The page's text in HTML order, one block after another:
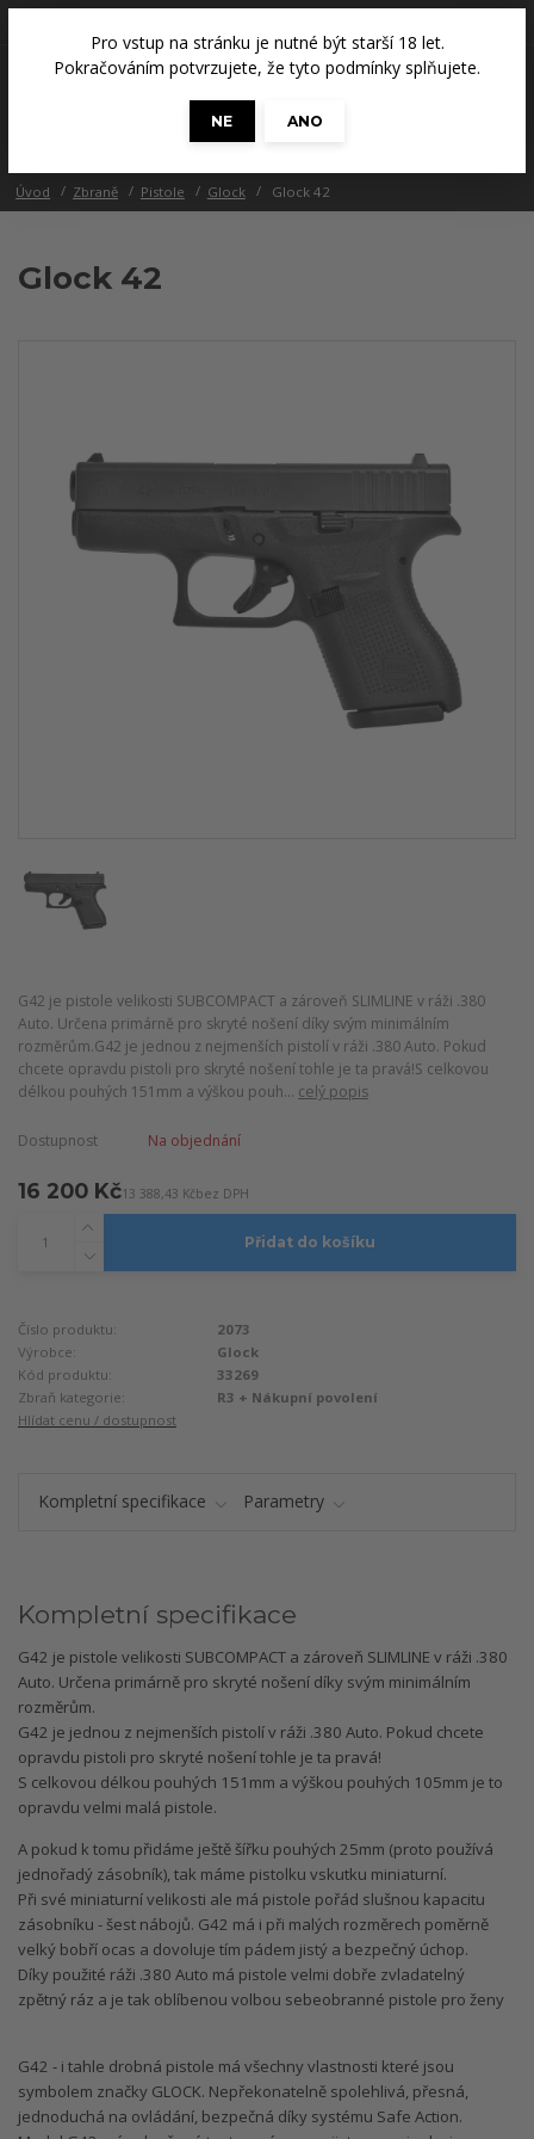
Pro vstup na stránku je nutné být starší 18 let.
Pokračováním potvrzujete, že tyto podmínky splňujete.
NE
ANO
0 Kč
Úvod Zbraně Pistole Glock Glock 42
Glock 42
G42 je pistole velikosti SUBCOMPACT a zároveň SLIMLINE v ráži .380
Auto. Určena primárně pro skryté nošení díky svým minimálním
rozměrům.G42 je jednou z nejmenších pistolí v ráži .380 Auto. Pokud
chcete opravdu pistoli pro skryté nošení tohle je ta pravá!S celkovou
délkou pouhých 151mm a výškou pouh... celý popis
Dostupnost Na objednání
16 200 Kč13 388,43 Kčbez DPH
Přidat do košíku
Číslo produktu:
2073
Výrobce:
Glock
Kód produktu:
33269
Zbraň kategorie:
R3 + Nákupní povolení
Hlídat cenu / dostupnost
Kompletní specifikace Parametry
Kompletní specifikace
G42 je pistole velikosti SUBCOMPACT a zároveň SLIMLINE v ráži .380
Auto. Určena primárně pro skryté nošení díky svým minimálním
rozměrům.
G42 je jednou z nejmenších pistolí v ráži .380 Auto. Pokud chcete
opravdu pistoli pro skryté nošení tohle je ta pravá!
S celkovou délkou pouhých 151mm a výškou pouhých 105mm je to
opravdu velmi malá pistole.
A pokud k tomu přidáme ještě šířku pouhých 25mm (proto používá
jednořadý zásobník), tak máme pistolku vskutku miniaturní.
Při své miniaturní velikosti ale má pistole pořád slušnou kapacitu
zásobníku - šest nábojů. G42 má i při malých rozměrech poměrně
velký bobří ocas a dovoluje tím pádem jistý a bezpečný úchop.
Díky použité ráži .380 Auto má pistole velmi dobře zvladatelný
zpětný ráz a je tak oblíbenou volbou sebeobranné pistole pro ženy
G42 - i tahle drobná pistole má všechny vlastnosti které jsou
symbolem značky GLOCK. Nepřekonatelně spolehlivá, přesná,
jednoduchá na ovládání, bezpečná díky systému Safe Action.